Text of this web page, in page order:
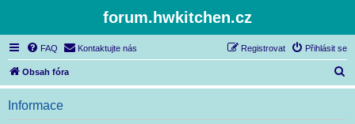
forum.hwkitchen.cz
FAQ Kontaktujte nás Přihlásit se
Registrovat
Obsah fóra
l
Informace